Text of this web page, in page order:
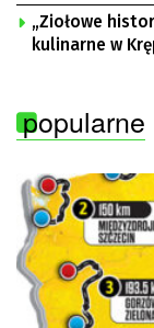
„Ziołowe
kulinarne w
popularne